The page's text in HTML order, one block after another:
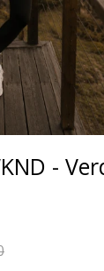
-